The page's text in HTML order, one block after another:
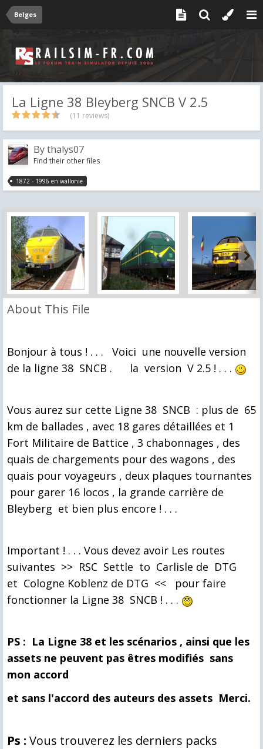
Belges
La Ligne 38 Bleyberg SNCB V 2.5
(11 reviews)
Bythalys07
Find their other files
1872 - 1996 en wallonie
About This File
Bonjour à tous ! . . .
Voici une nouvelle version
de la ligne 38 SNCB . la version V 2.5 ! . . .
Vous aurez sur cette Ligne 38 SNCB : plus de 65
km de ballades , avec 18 gares détaillées et 1
Fort Militaire de Battice , 3 chabonnages , des
quais de chargements pour des wagons , des
quais pour voyageurs , deux plaques tournantes
pour garer 16 locos , la grande carrière de
Bleyberg et bien plus encore ! . . .
Important ! . . . Vous devez avoir Les routes
suivantes >> RSC Settle to Carlisle de DTG
et Cologne Koblenz de DTG << pour faire
fonctionner la Ligne 38 SNCB ! . . .
PS : La Ligne 38 et les scénarios , ainsi que les
assets ne peuvent pas êtres modifiés sans
mon accord
et sans l'accord des auteurs des assets Merci.
Ps : Vous trouverez les derniers packs